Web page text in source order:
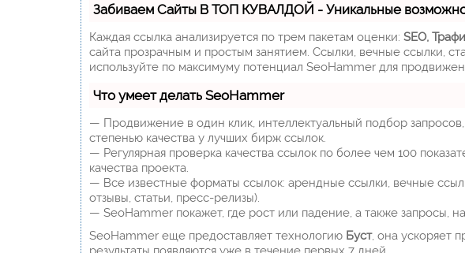
Забиваем Сайты В ТОП КУВАЛДОЙ - Уникальные
Каждая ссылка анализируется по трем пакетам оценки: SEO,
сайта прозрачным и простым занятием. Ссылки, вечные ссылки,
используйте по максимуму потенциал SeoHammer для
Что умеет делать SeoHammer
— Продвижение в один клик, интеллектуальный подбор
степенью качества у лучших бирж ссылок.
— Регулярная проверка качества ссылок по более чем 100
качества проекта.
— Все известные форматы ссылок: арендные ссылки, вечные
отзывы, статьи, пресс-релизы).
— SeoHammer покажет, где рост или падение, а также запросы,
SeoHammer еще предоставляет технологию Буст, она ускоряет